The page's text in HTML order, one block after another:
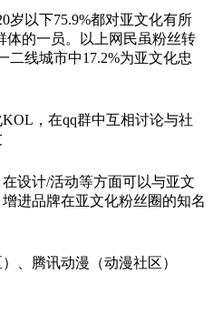
岁以下75.9%都对亚文化有所
体的一员。以上网民虽粉丝转
二线城市中17.2%为亚文化忠
，在qq群中互相讨论与社
设计/活动等方面可以与亚文
进品牌在亚文化粉丝圈的知名
、腾讯动漫（动漫社区）